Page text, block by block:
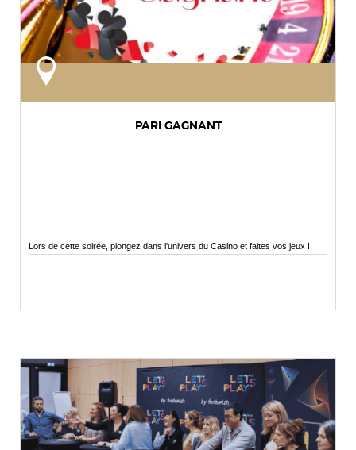
PARI GAGNANT
Lors de cette soirée, plongez dans l'univers du Casino et faites vos jeux !